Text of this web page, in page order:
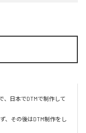
、日本でDTMで制作して
、その後はDTM制作をし